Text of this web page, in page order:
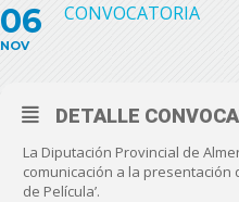
06
NOV
CONVOCATORIA
DETALLE
La Diputación Provincial de
comunicación a la presentación
de Película’.